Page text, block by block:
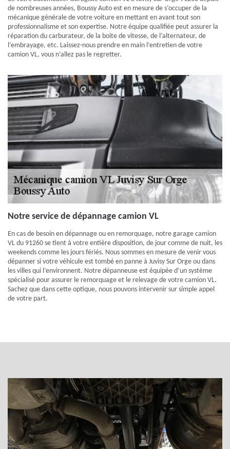
de nombreuses années, Boussy Auto est en mesure de s’occuper de la
mécanique générale de votre voiture en mettant en avant tout son
professionnalisme et son expertise. Notre équipe qualifiée peut assurer la
réparation du carburateur, de la boite de vitesse, de l’alternateur, de
l’embrayage, etc. Laissez-nous prendre en main l’entretien de votre
camion VL, vous n’allez pas le regretter.
Notre service de dépannage camion VL
En cas de besoin en dépannage ou en remorquage, notre garage camion
VL du 91260 se tient à votre entière disposition, de jour comme de nuit, les
weekends comme les jours fériés. Nous sommes en mesure de venir vous
dépanner si votre véhicule est tombé en panne à Juvisy Sur Orge ou dans
les villes qui l’environnent. Notre dépanneuse est équipée d’un système
spécialisé pour assurer le remorquage et le relevage de votre camion VL.
Sachez que dans cette optique, nous pouvons intervenir sur simple appel
de votre part.